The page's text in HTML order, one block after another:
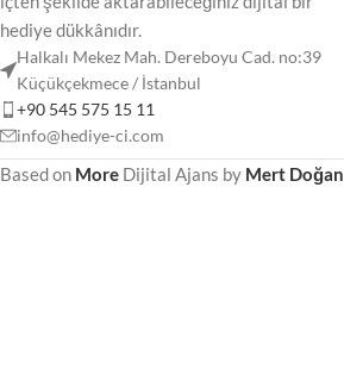
hediye dükkânıdır.
Halkalı Mekez Mah. Dereboyu Cad. no:39
Küçükçekmece / İstanbul
+90 545 575 15 11
info@hediye-ci.com
Based on More Dijital Ajans by Mert Doğan